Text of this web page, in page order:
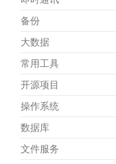
备份
大数据
常用工具
开源项目
操作系统
数据库
文件服务